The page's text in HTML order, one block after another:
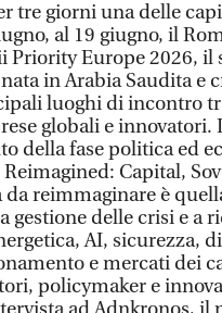
tre giorni una delle
al 19 giugno, il
Priority Europe 2026,
in Arabia Saudita e
luoghi di incontro
globali e innovatori.
della fase politica ed
Capital,
reimmaginare è
gestione delle crisi e a
AI, sicurezza,
e mercati dei
policymaker e